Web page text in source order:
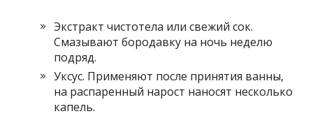
Экстракт чистотела или свежий сок.
Смазывают бородавку на ночь неделю
подряд.
Уксус. Применяют после принятия ванны,
на распаренный нарост наносят несколько
капель.